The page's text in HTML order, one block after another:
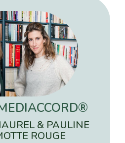
& PAULINE
ROUGE